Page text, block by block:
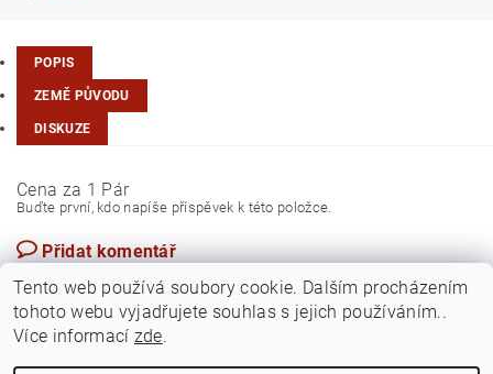
POPIS
ZEMĚ PŮVODU
DISKUZE
Cena za 1 Pár
Buďte první, kdo napíše příspěvek k této položce.
Přidat komentář
Tento web používá soubory cookie. Dalším procházením
tohoto webu vyjadřujete souhlas s jejich používáním..
Více informací zde.